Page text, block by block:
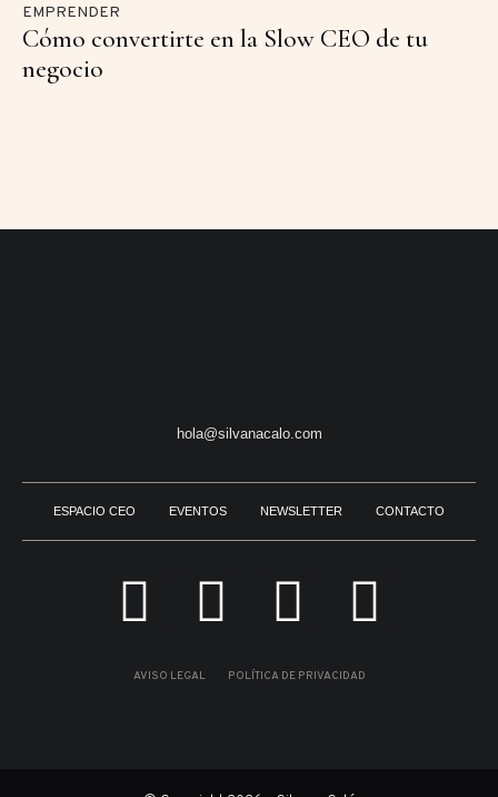
EMPRENDER
Cómo convertirte en la Slow CEO de tu
negocio
hola@silvanacalo.com
ESPACIO CEO EVENTOS NEWSLETTER CONTACTO
AVISO LEGAL POLÍTICA DE PRIVACIDAD